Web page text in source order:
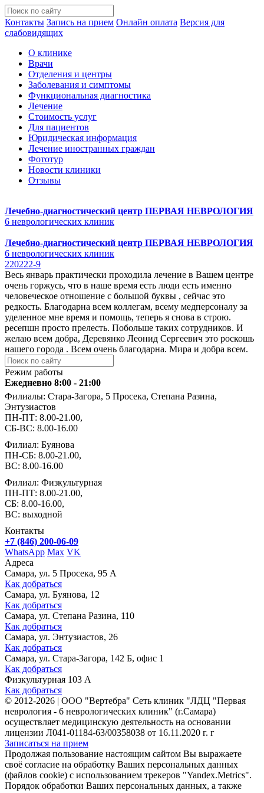
Контакты Запись на прием Онлайн оплата Версия для
слабовидящих
О клинике
Врачи
Отделения и центры
Заболевания и симптомы
Функциональная диагностика
Лечение
Стоимость услуг
Для пациентов
Юридическая информация
Лечение иностранных граждан
Фототур
Новости клиники
Отзывы
Лечебно-диагностический центр ПЕРВАЯ НЕВРОЛОГИЯ
6 неврологических клиник
Лечебно-диагностический центр ПЕРВАЯ НЕВРОЛОГИЯ
6 неврологических клиник
220222-9
Весь январь практически проходила лечение в Вашем центре
очень горжусь, что в наше время есть люди есть именно
человеческое отношение с большой буквы , сейчас это
редкость. Благодарна всем коллегам, всему медперсоналу за
уделенное мне время и помощь, теперь я снова в строю.
ресепшн просто прелесть. Побольше таких сотрудников. И
желаю всем добра, Деревянко Леонид Сергеевич это роскошь
нашего города . Всем очень благодарна. Мира и добра всем.
Режим работы
Ежедневно 8:00 - 21:00
Филиалы: Стара-Загора, 5 Просека, Степана Разина,
Энтузиастов
ПН-ПТ: 8.00-21.00,
СБ-ВС: 8.00-16.00
Филиал: Буянова
ПН-СБ: 8.00-21.00,
ВС: 8.00-16.00
Филиал: Физкультурная
ПН-ПТ: 8.00-21.00,
СБ: 8.00-16.00,
ВС: выходной
Контакты
+7 (846) 200-06-09
WhatsApp Max VK
Адреса
Самара, ул. 5 Просека, 95 А
Как добраться
Самара, ул. Буянова, 12
Как добраться
Самара, ул. Степана Разина, 110
Как добраться
Самара, ул. Энтузиастов, 26
Как добраться
Самара, ул. Стара-Загора, 142 Б, офис 1
Как добраться
Физкультурная 103 А
Как добраться
© 2012-2026 | ООО "Вертебра" Сеть клиник "ЛДЦ "Первая
неврология - 6 неврологических клиник" (г.Самара)
осуществляет медицинскую деятельность на основании
лицензии Л041-01184-63/00358038 от 16.11.2020 г. г
Записаться на прием
Продолжая пользование настоящим сайтом Вы выражаете
своё согласие на обработку Ваших персональных данных
(файлов cookie) с использованием трекеров "Yandex.Metrics".
Порядок обработки Ваших персональных данных, а также